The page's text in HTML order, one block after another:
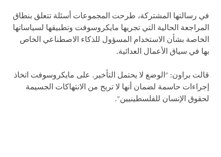
في رسالتها المشتركة، طرحت المجموعات أسئلة تتعلق بنطاق
المراجعة الحالية التي تجريها مايكروسوفت وتطبيقها لسياساتها
الخاصة بشأن الاستخدام المسؤول للذكاء الاصطناعي الخاص
بها في سياق الأعمال العدائية.
قالت براون: "الوضع لا يحتمل التأخير. على مايكروسوفت اتخاذ
إجراءات حاسمة لضمان أنها لا تربح من الانتهاكات الجسيمة
لحقوق الإنسان للفلسطينيين".